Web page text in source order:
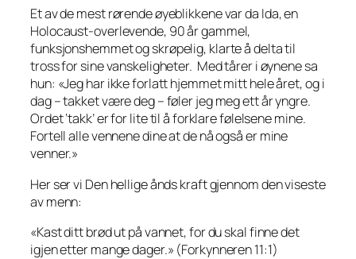
Et av de mest rørende øyeblikkene var da Ida, en
Holocaust-overlevende, 90 år gammel,
funksjonshemmet og skrøpelig, klarte å delta til
tross for sine vanskeligheter. Med tårer i øynene sa
hun: «Jeg har ikke forlatt hjemmet mitt hele året, og i
dag – takket være deg – føler jeg meg ett år yngre.
Ordet ‘takk’ er for lite til å forklare følelsene mine.
Fortell alle vennene dine at de nå også er mine
venner.»
Her ser vi Den hellige ånds kraft gjennom den viseste
av menn:
«Kast ditt brød ut på vannet, for du skal finne det
igjen etter mange dager.» (Forkynneren 11:1)